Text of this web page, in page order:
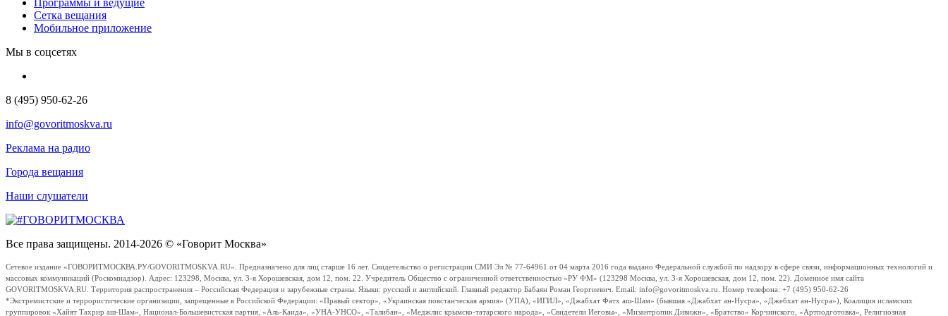
Сетка вещания
Мобильное приложение
Мы в соцсетях
8 (495) 950-62-26
info@govoritmoskva.ru
Реклама на радио
Города вещания
Наши слушатели
Все права защищены. 2014-2026 © «Говорит Москва»
Сетевое издание «ГОВОРИТМОСКВА.РУ/GOVORITMOSKVA.RU». Предназначено для лиц старше 16 лет. Свидетельство о регистрации СМИ Эл № 77-64961 от 04 марта 2016 года выдано Федеральной службой по надзору в сфере связи, информационных технологий и
массовых коммуникаций (Роскомнадзор). Адрес: 123298, Москва, ул. 3-я Хорошевская, дом 12, пом. 22. Учредитель Общество с ограниченной ответственностью «РУ ФМ» (123298 Москва, ул. 3-я Хорошевская, дом 12, пом. 22). Доменное имя сайта
GOVORITMOSKVA.RU. Территория распространения – Российская Федерация и зарубежные страны. Языки: русский и английский. Главный редактор Бабаян Роман Георгиевич. Email: info@govoritmoskva.ru. Номер телефона: +7 (495) 950-62-26
*Экстремистские и террористические организации, запрещенные в Российской Федерации: «Правый сектор», «Украинская повстанческая армия» (УПА), «ИГИЛ», «Джабхат Фатх аш-Шам» (бывшая «Джабхат ан-Нусра», «Джебхат ан-Нусра»), Коалиция исламских
группировок «Хайят Тахрир аш-Шам», Национал-Большевистская партия, «Аль-Каида», «УНА-УНСО», «Талибан», «Меджлис крымско-татарского народа», «Свидетели Иеговы», «Мизантропик Дивижн», «Братство» Корчинского, «Артподготовка», Религиозная